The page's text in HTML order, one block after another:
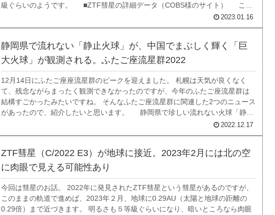
級ぐらいのようです。 ■ZTF彗星の詳細データ（COBS様のサイト） この
資料によると、このまま順調に地球に近づけば、最接近する2月1日には5.1等級
程度の明るさに...
2023.01.16
静岡県で流れない「静止火球」が、中国でまぶしく輝く「巨
大火球」が観測される。ふたご座流星群2022
12月14日にふたご座座流星群のピークを迎えました。 札幌は天気が良くなく
て、残念ながらまったく観測できなかったのですが、今年のふたご座流星群は
結構すごかったみたいですね。 そんなふたご座流星群に関連した2つのニュース
があったので、紹介したいと思います。 静岡県で珍しい流れない火球「静止
火球」が観測される 12月14日の夜8時頃、静岡県の富士市で珍しい火球が観測
されました。 火球というのは流れ...
2022.12.17
ZTF彗星（C/2022 E3）が地球に接近。2023年2月には北の空
に肉眼で見える可能性あり
今回は彗星のお話。 2022年に発見されたZTF彗星という彗星があるのですが、
このままの軌道で進めば、2023年２月、地球に0.29AU（太陽と地球の距離の
0.29倍）まで近づきます。 明るさも５等級ぐらいになり、暗いところなら肉眼